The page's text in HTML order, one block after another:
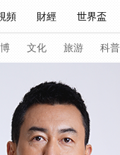
頻 財經 世界盃
視快評 習式妙語
微視頻 主持人
文化 旅游 科普
秧紀錄 紀錄片網